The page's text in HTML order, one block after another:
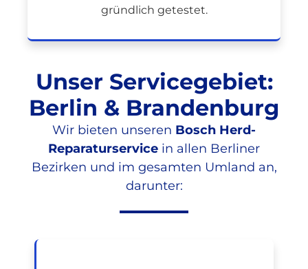
gründlich getestet.
Unser Servicegebiet:
Berlin & Brandenburg
Wir bieten unseren Bosch Herd-
Reparaturservice in allen Berliner
Bezirken und im gesamten Umland an,
darunter: